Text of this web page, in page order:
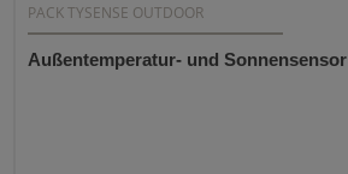
PACK TYSENSE OUTDOOR
Außentemperatur- und Sonnensensor